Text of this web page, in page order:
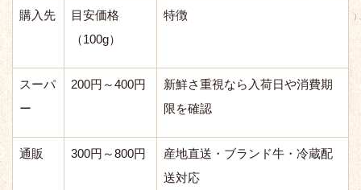
購入先
目安価格
（100g）
特徴
スーパ
ー
200円～400円
新鮮さ重視なら入荷日や消費期
限を確認
通販 300円～800円
産地直送・ブランド牛・冷蔵配
送対応